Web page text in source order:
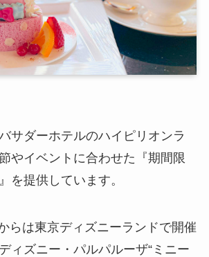
サダーホテルのハイピリオンラ
やイベントに合わせた『期間限
を提供しています。
らは東京ディズニーランドで開催
ィズニー・パルパルーザ“ミニー